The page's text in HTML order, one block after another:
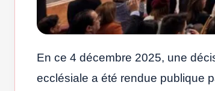
En ce 4 décembre 2025, une
ecclésiale a été rendue publique